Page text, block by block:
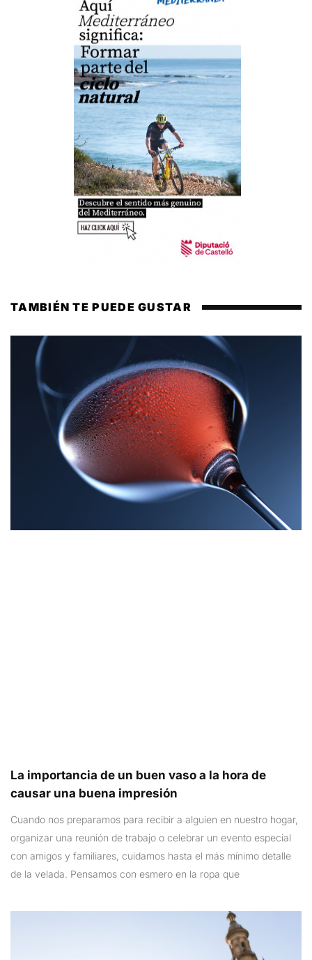
TAMBIÉN TE PUEDE GUSTAR
La importancia de un buen vaso a la hora de
causar una buena impresión
Cuando nos preparamos para recibir a alguien en nuestro hogar,
organizar una reunión de trabajo o celebrar un evento especial
con amigos y familiares, cuidamos hasta el más mínimo detalle
de la velada. Pensamos con esmero en la ropa que